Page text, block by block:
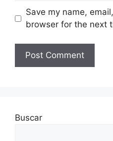
Save my name,
browser for the next
Buscar